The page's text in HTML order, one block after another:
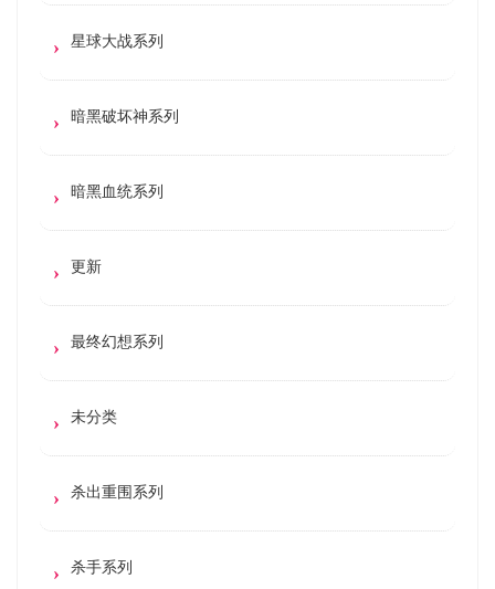
星球大战系列
暗黑破坏神系列
暗黑血统系列
更新
最终幻想系列
未分类
杀出重围系列
杀手系列